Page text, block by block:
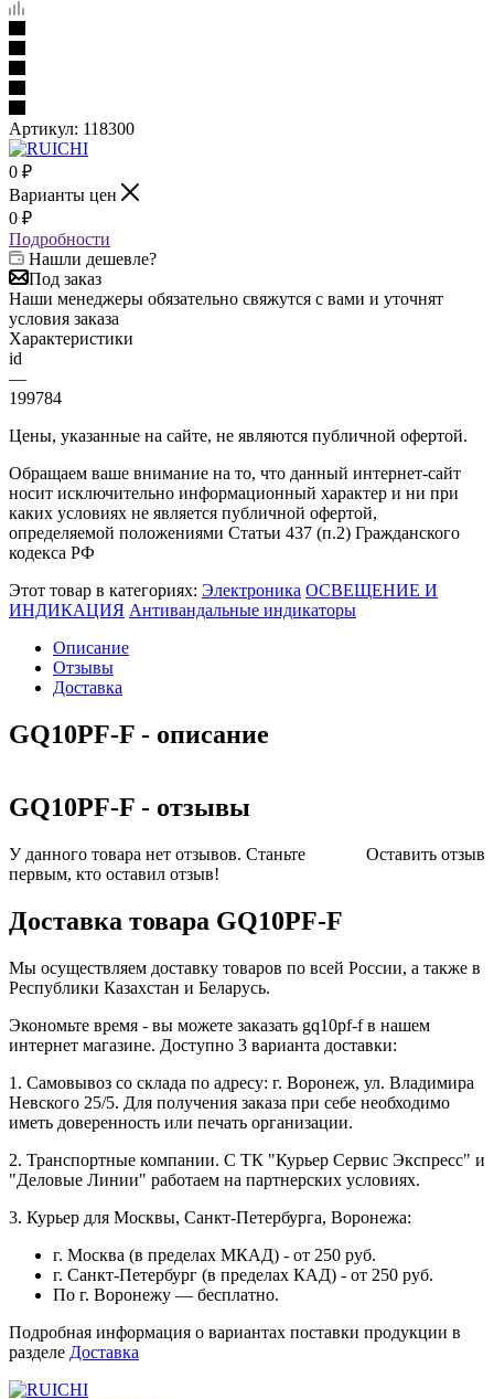
Артикул: 118300
0 ₽
Варианты цен
0 ₽
Подробности
Нашли дешевле?
Под заказ
Наши менеджеры обязательно свяжутся с вами и уточнят
условия заказа
Характеристики
id
—
199784
Цены, указанные на сайте, не являются публичной офертой.
Обращаем ваше внимание на то, что данный интернет-сайт
носит исключительно информационный характер и ни при
каких условиях не является публичной офертой,
определяемой положениями Статьи 437 (п.2) Гражданского
кодекса РФ
Этот товар в категориях: Электроника ОСВЕЩЕНИЕ И
ИНДИКАЦИЯ Антивандальные индикаторы
Описание
Отзывы
Доставка
GQ10PF-F - описание
GQ10PF-F - отзывы
Оставить отзыв
У данного товара нет отзывов. Станьте
первым, кто оставил отзыв!
Доставка товара GQ10PF-F
Мы осуществляем доставку товаров по всей России, а также в
Республики Казахстан и Беларусь.
Экономьте время - вы можете заказать gq10pf-f в нашем
интернет магазине. Доступно 3 варианта доставки:
1. Самовывоз со склада по адресу: г. Воронеж, ул. Владимира
Невского 25/5. Для получения заказа при себе необходимо
иметь доверенность или печать организации.
2. Транспортные компании. С ТК "Курьер Сервис Экспресс" и
"Деловые Линии" работаем на партнерских условиях.
3. Курьер для Москвы, Санкт-Петербурга, Воронежа:
г. Москва (в пределах МКАД) - от 250 руб.
г. Санкт-Петербург (в пределах КАД) - от 250 руб.
По г. Воронежу — бесплатно.
Подробная информация о вариантах поставки продукции в
разделе Доставка